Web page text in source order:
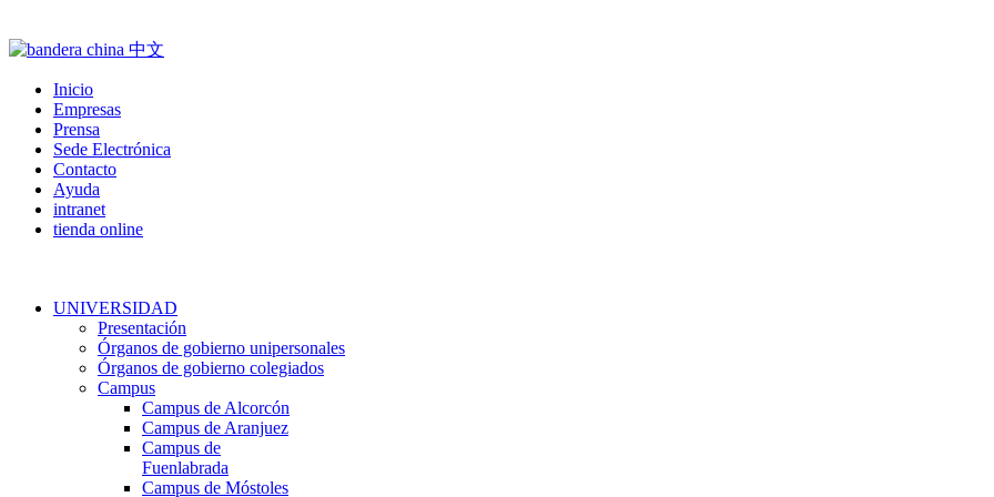
Inicio
Empresas
Prensa
Sede Electrónica
Contacto
Ayuda
intranet
tienda online
UNIVERSIDAD
Presentación
Órganos de gobierno unipersonales
Órganos de gobierno colegiados
Campus
Campus de Alcorcón
Campus de Aranjuez
Campus de
Fuenlabrada
Campus de Móstoles